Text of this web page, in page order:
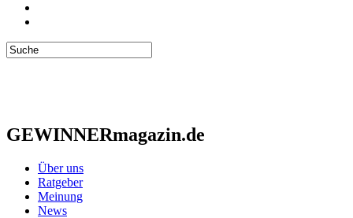
GEWINNERmagazin.de
Über uns
Ratgeber
Meinung
News